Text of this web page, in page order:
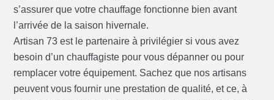
s’assurer que votre chauffage fonctionne bien avant
l’arrivée de la saison hivernale.
Artisan 73 est le partenaire à privilégier si vous avez
besoin d’un chauffagiste pour vous dépanner ou pour
remplacer votre équipement. Sachez que nos artisans
peuvent vous fournir une prestation de qualité, et ce, à